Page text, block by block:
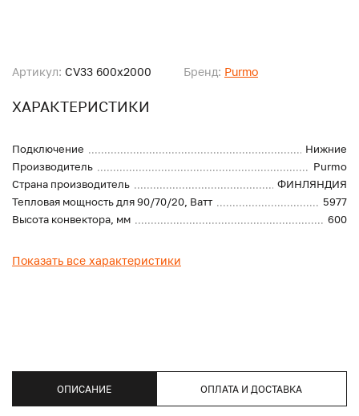
Артикул: CV33 600x2000 Бренд: Purmo
ХАРАКТЕРИСТИКИ
Подключение
Нижние
Производитель
Purmo
Страна производитель
ФИНЛЯНДИЯ
Тепловая мощность для 90/70/20, Ватт
5977
Высота конвектора, мм
600
Показать все характеристики
ОПИСАНИЕ ОПЛАТА И ДОСТАВКА